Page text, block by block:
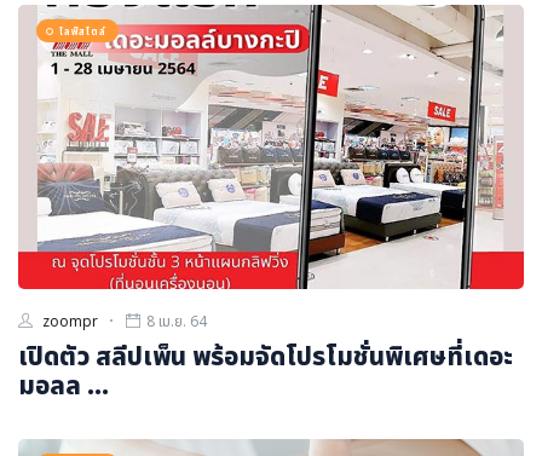
ภาษาจีน
ภาษาญี่ปุ่น
ไลฟ์สไตล์
zoompr 8 เม.ย. 64
เปิดตัว สลีปเพ็น พร้อมจัดโปรโมชั่นพิเศษที่เดอะ
มอลล ...